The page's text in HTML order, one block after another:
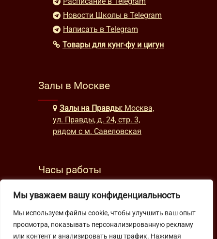
Мы уважаем вашу конфиденциальность
Мы используем файлы cookie, чтобы улучшить ваш опыт
просмотра, показывать персонализированную рекламу
или контент и анализировать наш трафик. Нажимая
Новости Школы в Telegram
Написать в Telegram
Товары для кунг-фу и цигун
Залы в Москве
Залы на Правды: Москва,
ул. Правды, д. 24, стр. 3,
рядом с м. Савеловская
Часы работы
будни: с 9:00 до 22:00
Подпишитесь на нашу рассылку